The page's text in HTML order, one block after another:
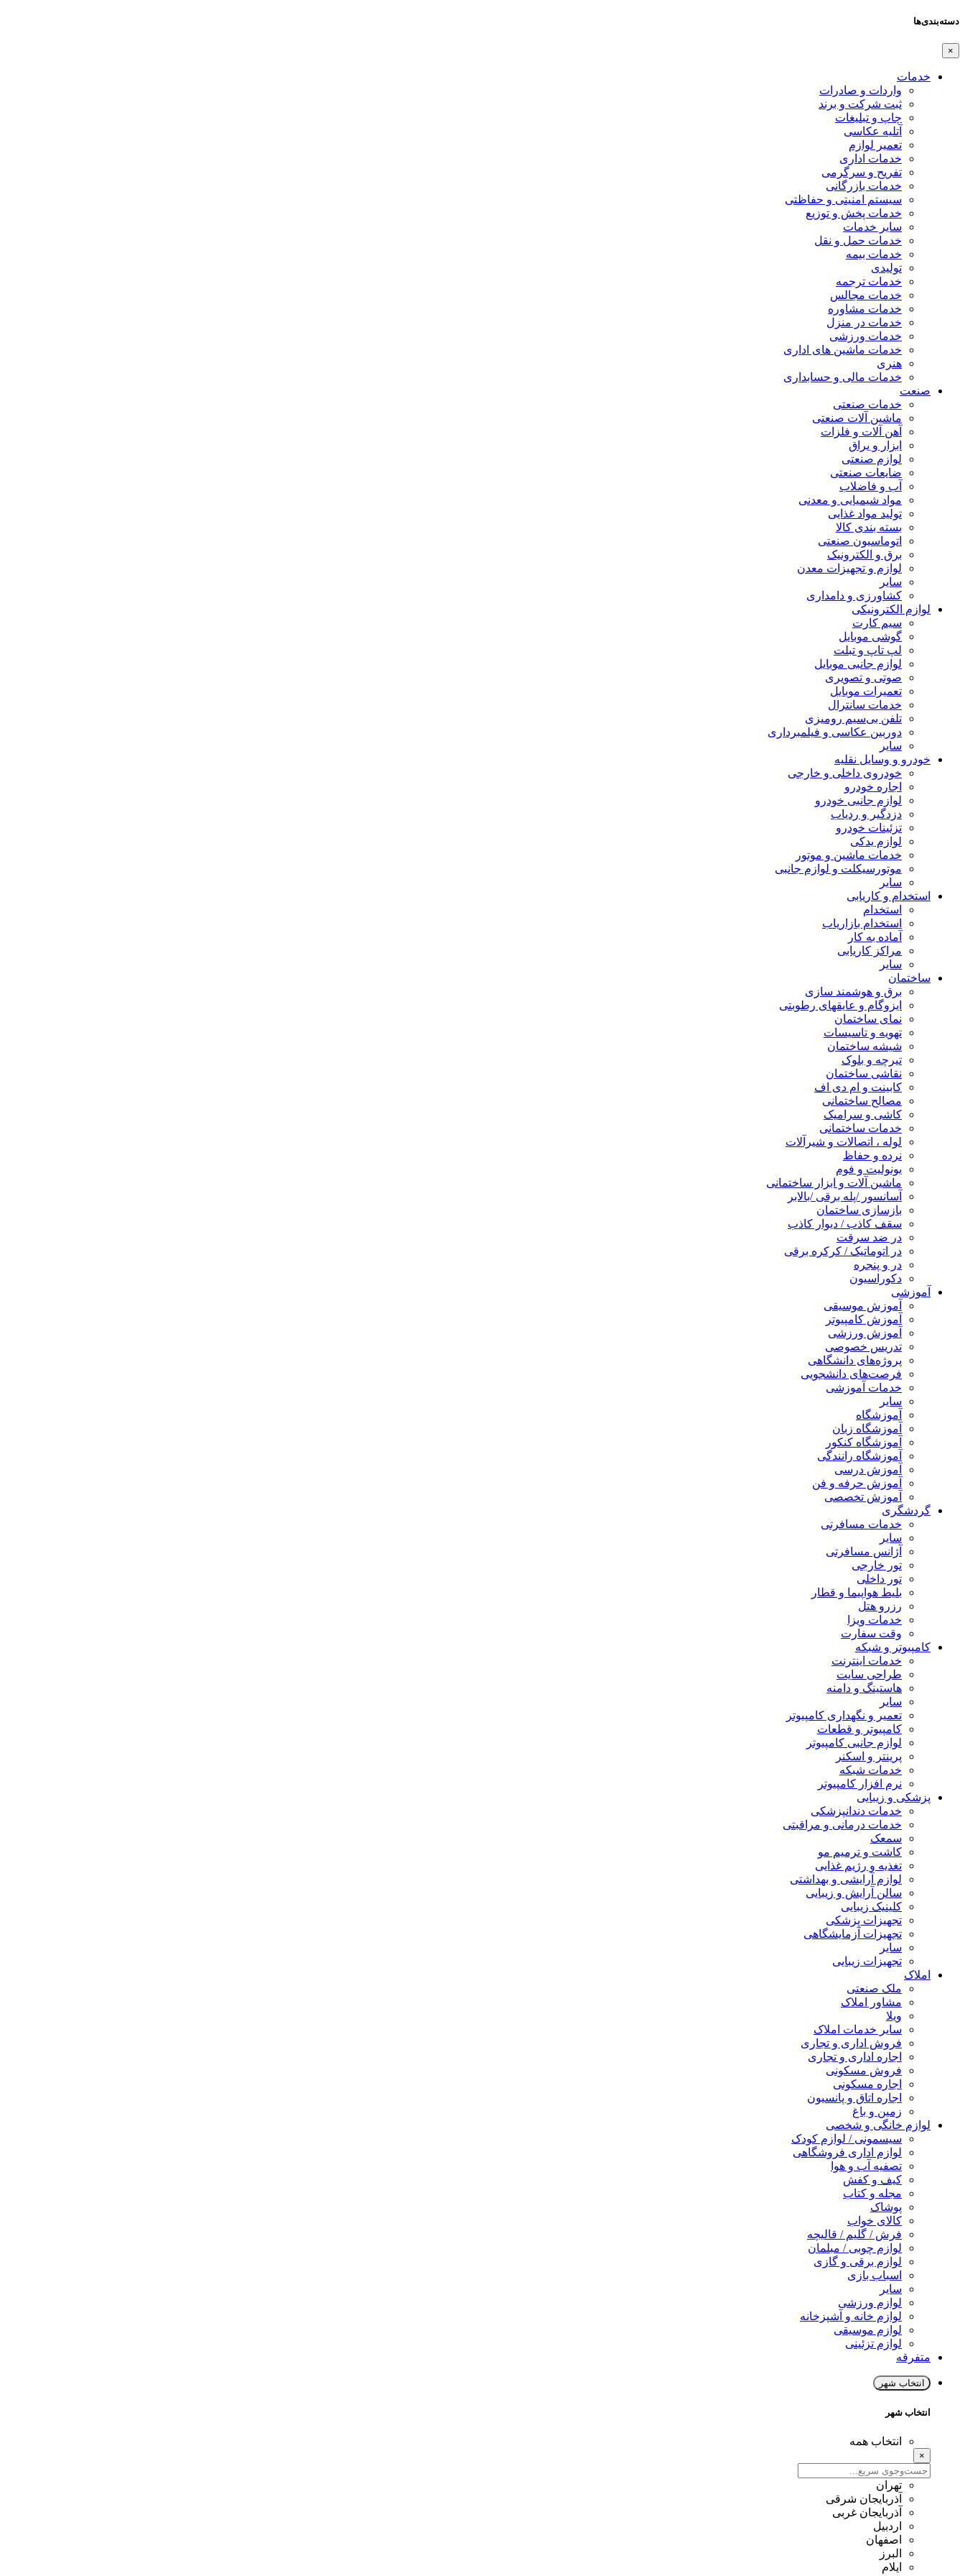
دسته‌بندی‌ها
×
خدمات
واردات و صادرات
ثبت شرکت و برند
چاپ و تبلیغات
آتلیه عکاسی
تعمیر لوازم
خدمات اداری
تفریح و سرگرمی
خدمات بازرگانی
سیستم امنیتی و حفاظتی
خدمات پخش و توزیع
سایر خدمات
خدمات حمل و نقل
خدمات بیمه
تولیدی
خدمات ترجمه
خدمات مجالس
خدمات مشاوره
خدمات در منزل
خدمات ورزشی
خدمات ماشین های اداری
هنری
خدمات مالی و حسابداری
صنعت
خدمات صنعتی
ماشین آلات صنعتی
آهن آلات و فلزات
ابزار و یراق
لوازم صنعتی
ضایعات صنعتی
آب و فاضلاب
مواد شیمیایی و معدنی
تولید مواد غذایی
بسته بندی کالا
اتوماسیون صنعتی
برق و الکترونیک
لوازم و تجهیزات معدن
سایر
کشاورزی و دامداری
لوازم الکترونیکی
سیم کارت
گوشی موبایل
لپ تاپ و تبلت
لوازم جانبی موبایل
صوتی و تصویری
تعمیرات موبایل
خدمات سانترال
تلفن بی‌سیم رومیزی
دوربین عکاسی و فیلمبرداری
سایر
خودرو و وسایل نقلیه
خودروی داخلی و خارجی
اجاره خودرو
لوازم جانبی خودرو
دزدگیر و ردیاب
تزئینات خودرو
لوازم یدکی
خدمات ماشین و موتور
موتورسیکلت و لوازم جانبی
سایر
استخدام و کاریابی
استخدام
استخدام بازاریاب
آماده به کار
مراکز کاریابی
سایر
ساختمان
برق و هوشمند سازی
ایزوگام و عایقهای رطوبتی
نمای ساختمان
تهویه و تاسیسات
شیشه ساختمان
تیرچه و بلوک
نقاشی ساختمان
کابینت و ام دی اف
مصالح ساختمانی
کاشی و سرامیک
خدمات ساختمانی
لوله ، اتصالات و شیرآلات
نرده و حفاظ
یونولیت و فوم
ماشین آلات و ابزار ساختمانی
آسانسور /پله برقی /بالابر
بازسازی ساختمان
سقف کاذب / دیوار کاذب
در ضد سرقت
در اتوماتیک / کرکره برقی
در و پنجره
دکوراسیون
آموزشی
آموزش موسیقی
آموزش کامپیوتر
آموزش ورزشی
تدریس خصوصی
پروژه‌های دانشگاهی
فرصت‌های دانشجویی
خدمات آموزشی
سایر
آموزشگاه
آموزشگاه زبان
آموزشگاه کنکور
آموزشگاه رانندگی
آموزش درسی
آموزش حرفه و فن
آموزش تخصصی
گردشگری
خدمات مسافرتی
سایر
آژانس مسافرتی
تور خارجی
تور داخلی
بلیط هواپیما و قطار
رزرو هتل
خدمات ویزا
وقت سفارت
کامپیوتر و شبکه
خدمات اینترنت
طراحی سایت
هاستینگ و دامنه
سایر
تعمیر و نگهداری کامپیوتر
کامپیوتر و قطعات
لوازم جانبی کامپیوتر
پرینتر و اسکنر
خدمات شبکه
نرم افزار کامپیوتر
پزشکی و زیبایی
خدمات دندانپزشکی
خدمات درمانی و مراقبتی
سمعک
کاشت و ترمیم مو
تغذیه و رژیم غذایی
لوازم آرایشی و بهداشتی
سالن آرایش و زیبایی
کلینیک زیبایی
تجهیزات پزشکی
تجهیزات آزمایشگاهی
سایر
تجهیزات زیبایی
املاک
ملک صنعتی
مشاور املاک
ویلا
سایر خدمات املاک
فروش اداری و تجاری
اجاره اداری و تجاری
فروش مسکونی
اجاره مسکونی
اجاره اتاق و پانسیون
زمین و باغ
لوازم خانگی و شخصی
سیسمونی / لوازم کودک
لوازم اداری فروشگاهی
تصفیه آب و هوا
کیف و کفش
مجله و کتاب
پوشاک
کالای خواب
فرش / گلیم / قالیچه
لوازم چوبی / مبلمان
لوازم برقی و گازی
اسباب بازی
سایر
لوازم ورزشی
لوازم خانه و آشپزخانه
لوازم موسیقی
لوازم تزئینی
متفرقه
انتخاب شهر
انتخاب شهر
انتخاب همه
×
تهران
آذربایجان شرقی
آذربایجان غربی
اردبیل
اصفهان
البرز
ایلام